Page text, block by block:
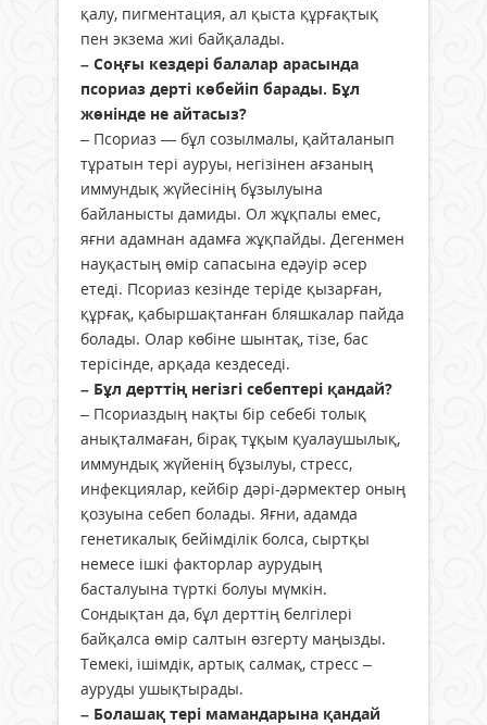
қалу, пигментация, ал қыста құрғақтық
пен экзема жиі байқалады.
– Соңғы кездері балалар арасында
псориаз дерті көбейіп барады. Бұл
жөнінде не айтасыз?
– Псориаз — бұл созылмалы, қайталанып
тұратын тері ауруы, негізінен ағзаның
иммундық жүйесінің бұзылуына
байланысты дамиды. Ол жұқпалы емес,
яғни адамнан адамға жұқпайды. Дегенмен
науқастың өмір сапасына едәуір әсер
етеді. Псориаз кезінде теріде қызарған,
құрғақ, қабыршақтанған бляшкалар пайда
болады. Олар көбіне шынтақ, тізе, бас
терісінде, арқада кездеседі.
– Бұл дерттің негізгі себептері қандай?
– Псориаздың нақты бір себебі толық
анықталмаған, бірақ тұқым қуалаушылық,
иммундық жүйенің бұзылуы, стресс,
инфекциялар, кейбір дәрі-дәрмектер оның
қозуына себеп болады. Яғни, адамда
генетикалық бейімділік болса, сыртқы
немесе ішкі факторлар аурудың
басталуына түрткі болуы мүмкін.
Сондықтан да, бұл дерттің белгілері
байқалса өмір салтын өзгерту маңызды.
Темекі, ішімдік, артық салмақ, стресс –
ауруды ушықтырады.
– Болашақ тері мамандарына қандай